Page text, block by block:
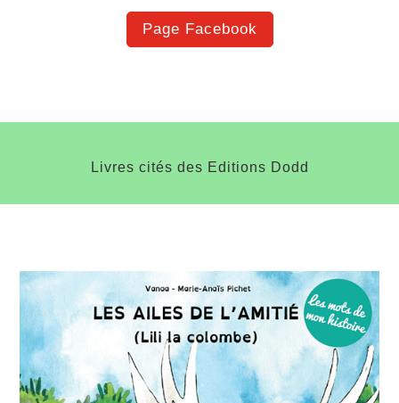
Page Facebook
Livres cités des Editions Dodd